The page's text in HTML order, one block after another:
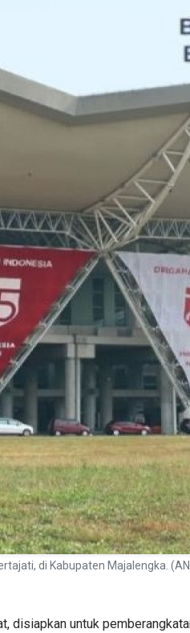
di Kabupaten Majalengka.
disiapkan untuk